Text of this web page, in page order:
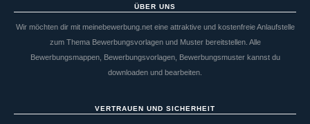
ÜBER UNS
Wir möchten dir mit meinebewerbung.net eine attraktive und kostenfreie Anlaufstelle
zum Thema Bewerbungsvorlagen und Muster bereitstellen. Alle
Bewerbungsmappen, Bewerbungsvorlagen, Bewerbungsmuster kannst du
downloaden und bearbeiten.
VERTRAUEN UND SICHERHEIT